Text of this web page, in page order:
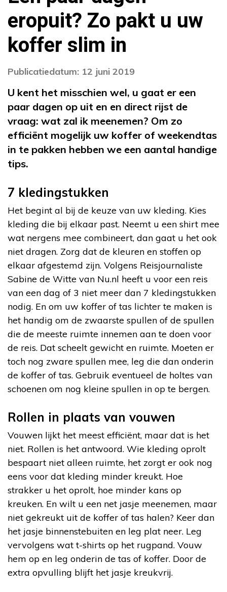
eropuit? Zo pakt u uw
koffer slim in
Publicatiedatum: 12 juni 2019
U kent het misschien wel, u gaat er een
paar dagen op uit en en direct rijst de
vraag: wat zal ik meenemen? Om zo
efficiënt mogelijk uw koffer of weekendtas
in te pakken hebben we een aantal handige
tips.
7 kledingstukken
Het begint al bij de keuze van uw kleding. Kies
kleding die bij elkaar past. Neemt u een shirt mee
wat nergens mee combineert, dan gaat u het ook
niet dragen. Zorg dat de kleuren en stoffen op
elkaar afgestemd zijn. Volgens Reisjournaliste
Sabine de Witte van Nu.nl heeft u voor een reis
van een dag of 3 niet meer dan 7 kledingstukken
nodig. En om uw koffer of tas lichter te maken is
het handig om de zwaarste spullen of de spullen
die de meeste ruimte innemen aan te doen voor
de reis. Dat scheelt gewicht en ruimte. Moeten er
toch nog zware spullen mee, leg die dan onderin
de koffer of tas. Gebruik eventueel de holtes van
schoenen om nog kleine spullen in op te bergen.
Rollen in plaats van vouwen
Vouwen lijkt het meest efficiënt, maar dat is het
niet. Rollen is het antwoord. Wie kleding oprolt
bespaart niet alleen ruimte, het zorgt er ook nog
eens voor dat kleding minder kreukt. Hoe
strakker u het oprolt, hoe minder kans op
kreuken. En wilt u een net jasje meenemen, maar
niet gekreukt uit de koffer of tas halen? Keer dan
het jasje binnenstebuiten en leg plat neer. Leg
vervolgens wat t-shirts op het rugpand. Vouw
hem op en leg onderin de tas of koffer. Door de
extra opvulling blijft het jasje kreukvrij.